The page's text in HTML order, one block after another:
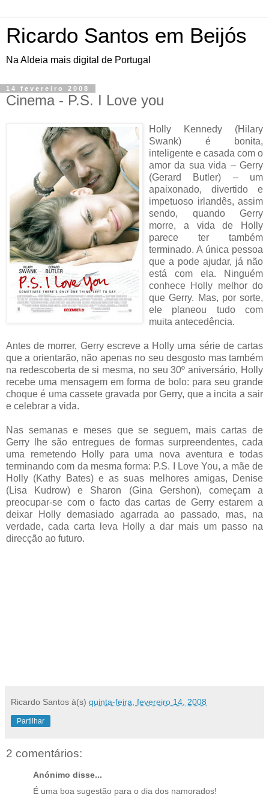
Ricardo Santos em Beijós
Na Aldeia mais digital de Portugal
14 fevereiro 2008
Cinema - P.S. I Love you
Holly Kennedy (Hilary
Swank) é bonita,
inteligente e casada com o
amor da sua vida – Gerry
(Gerard Butler) – um
apaixonado, divertido e
impetuoso irlandês, assim
sendo, quando Gerry
morre, a vida de Holly
parece ter também
terminado. A única pessoa
que a pode ajudar, já não
está com ela. Ninguém
conhece Holly melhor do
que Gerry. Mas, por sorte,
ele planeou tudo com
muita antecedência.
Antes de morrer, Gerry escreve a Holly uma série de cartas
que a orientarão, não apenas no seu desgosto mas também
na redescoberta de si mesma, no seu 30º aniversário, Holly
recebe uma mensagem em forma de bolo: para seu grande
choque é uma cassete gravada por Gerry, que a incita a sair
e celebrar a vida.
Nas semanas e meses que se seguem, mais cartas de
Gerry lhe são entregues de formas surpreendentes, cada
uma remetendo Holly para uma nova aventura e todas
terminando com da mesma forma: P.S. I Love You, a mãe de
Holly (Kathy Bates) e as suas melhores amigas, Denise
(Lisa Kudrow) e Sharon (Gina Gershon), começam a
preocupar-se com o facto das cartas de Gerry estarem a
deixar Holly demasiado agarrada ao passado, mas, na
verdade, cada carta leva Holly a dar mais um passo na
direcção ao futuro.
Ricardo Santos à(s) quinta-feira, fevereiro 14, 2008
Partilhar
2 comentários:
Anónimo disse...
É uma boa sugestão para o dia dos namorados!